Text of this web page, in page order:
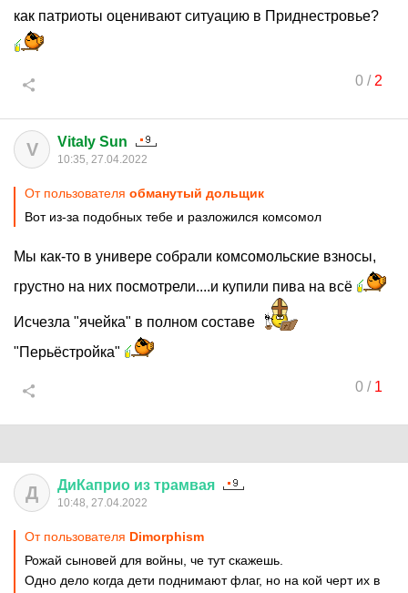
как патриоты оценивают ситуацию в Приднестровье?
0/ 2
V Vitaly Sun
10:35, 27.04.2022
От пользователя обманутый дольщик
Вот из-за подобных тебе и разложился комсомол
Мы как-то в универе собрали комсомольские взносы,
грустно на них посмотрели....и купили пива на всё
Исчезла "ячейка" в полном составе
"Перьёстройка"
0/ 1
Д ДиКаприо из трамвая
10:48, 27.04.2022
От пользователя Dimorphism
Рожай сыновей для войны, че тут скажешь.
Одно дело когда дети поднимают флаг, но на кой черт их в